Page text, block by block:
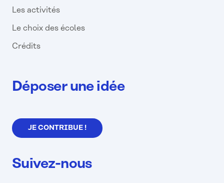
Les activités
Le choix des écoles
Crédits
Déposer une idée
JE CONTRIBUE !
Suivez-nous